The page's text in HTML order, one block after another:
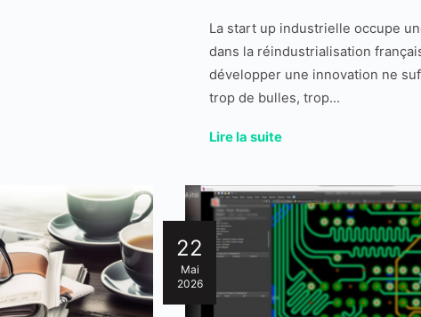
La start up industrielle occupe
dans la réindustrialisation
développer une innovation ne
trop de bulles, trop...
Lire la suite
22
Mai
2026